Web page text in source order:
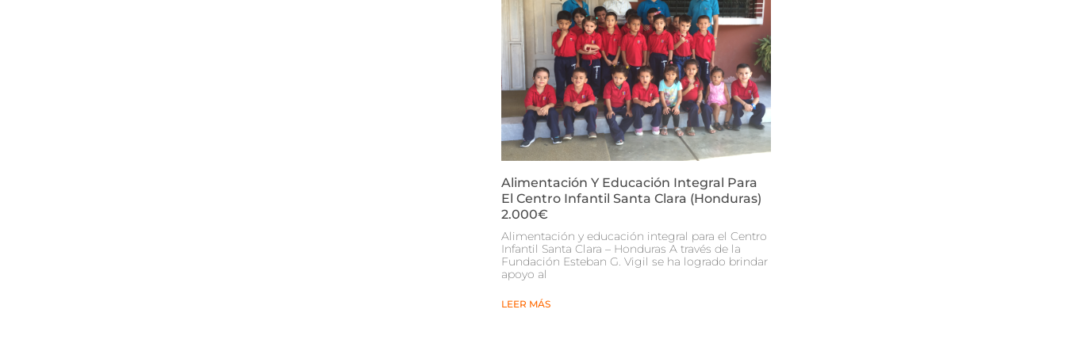
Alimentación Y Educación Integral Para
El Centro Infantil Santa Clara (Honduras)
2.000€
Alimentación y educación integral para el Centro
Infantil Santa Clara – Honduras A través de la
Fundación Esteban G. Vigil se ha logrado brindar
apoyo al
LEER MÁS